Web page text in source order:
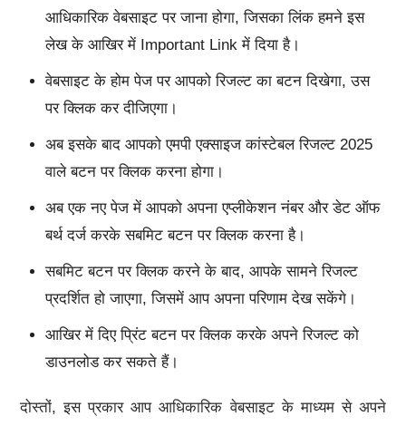
आधिकारिक वेबसाइट पर जाना होगा, जिसका लिंक हमने इस
लेख के आखिर में Important Link में दिया है।
वेबसाइट के होम पेज पर आपको रिजल्ट का बटन दिखेगा, उस
पर क्लिक कर दीजिएगा।
अब इसके बाद आपको एमपी एक्साइज कांस्टेबल रिजल्ट 2025
वाले बटन पर क्लिक करना होगा।
अब एक नए पेज में आपको अपना एप्लीकेशन नंबर और डेट ऑफ
बर्थ दर्ज करके सबमिट बटन पर क्लिक करना है।
सबमिट बटन पर क्लिक करने के बाद, आपके सामने रिजल्ट
प्रदर्शित हो जाएगा, जिसमें आप अपना परिणाम देख सकेंगे।
आखिर में दिए प्रिंट बटन पर क्लिक करके अपने रिजल्ट को
डाउनलोड कर सकते हैं।
दोस्तों, इस प्रकार आप आधिकारिक वेबसाइट के माध्यम से अपने